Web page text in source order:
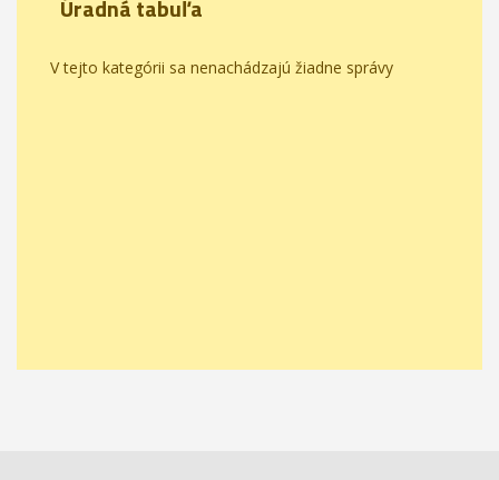
Úradná tabuľa
V tejto kategórii sa nenachádzajú žiadne správy